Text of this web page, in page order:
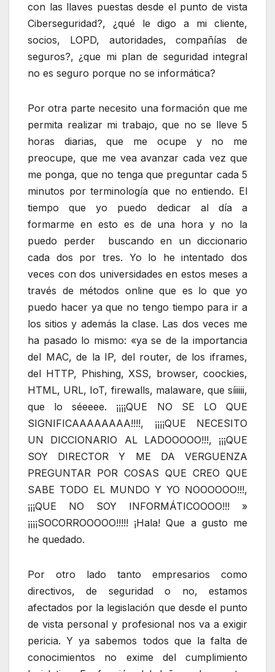
con las llaves puestas desde el punto de vista
Ciberseguridad?, ¿qué le digo a mi cliente,
socios, LOPD, autoridades, compañías de
seguros?, ¿que mi plan de seguridad integral
no es seguro porque no se informática?
Por otra parte necesito una formación que me
permita realizar mi trabajo, que no se lleve 5
horas diarias, que me ocupe y no me
preocupe, que me vea avanzar cada vez que
me ponga, que no tenga que preguntar cada 5
minutos por terminología que no entiendo. El
tiempo que yo puedo dedicar al día a
formarme en esto es de una hora y no la
puedo perder buscando en un diccionario
cada dos por tres. Yo lo he intentado dos
veces con dos universidades en estos meses a
través de métodos online que es lo que yo
puedo hacer ya que no tengo tiempo para ir a
los sitios y además la clase. Las dos veces me
ha pasado lo mismo: «ya se de la importancia
del MAC, de la IP, del router, de los iframes,
del HTTP, Phishing, XSS, browser, coockies,
HTML, URL, IoT, firewalls, malaware, que síiiiii,
que lo séeeee. ¡¡¡¡QUE NO SE LO QUE
SIGNIFICAAAAAAAA!!!!, ¡¡¡¡QUE NECESITO
UN DICCIONARIO AL LADOOOOO!!!, ¡¡¡QUE
SOY DIRECTOR Y ME DA VERGUENZA
PREGUNTAR POR COSAS QUE CREO QUE
SABE TODO EL MUNDO Y YO NOOOOOO!!!,
¡¡¡QUE NO SOY INFORMÁTICOOOO!!! »
¡¡¡¡SOCORROOOOO!!!!! ¡Hala! Que a gusto me
he quedado.
Por otro lado tanto empresarios como
directivos, de seguridad o no, estamos
afectados por la legislación que desde el punto
de vista personal y profesional nos va a exigir
pericia. Y ya sabemos todos que la falta de
conocimientos no exime del cumplimiento